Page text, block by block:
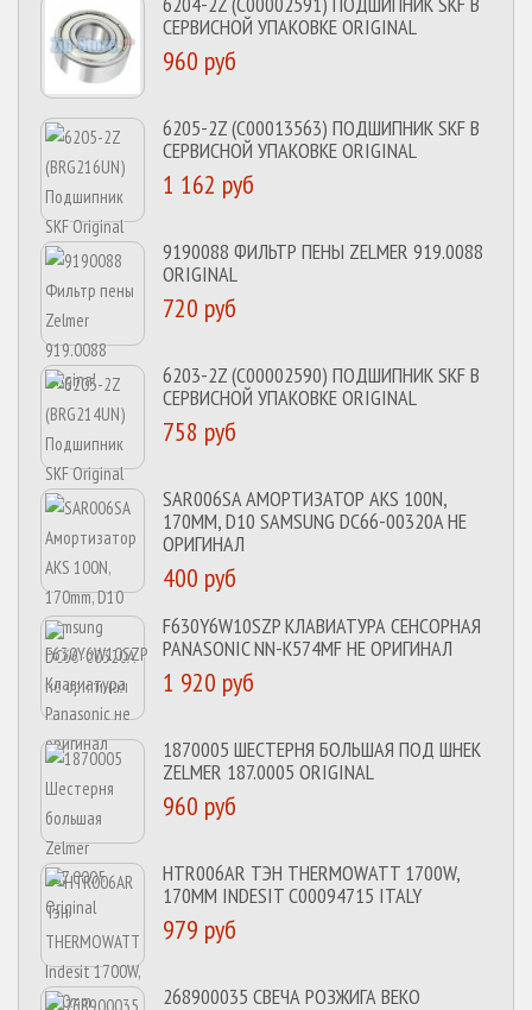
СЕРВИСНОЙ УПАКОВКЕ ORIGINAL
960 руб
6205-2Z (C00013563) ПОДШИПНИК SKF В
СЕРВИСНОЙ УПАКОВКЕ ORIGINAL
1 162 руб
9190088 ФИЛЬТР ПЕНЫ ZELMER 919.0088
ORIGINAL
720 руб
6203-2Z (C00002590) ПОДШИПНИК SKF В
СЕРВИСНОЙ УПАКОВКЕ ORIGINAL
758 руб
SAR006SA АМОРТИЗАТОР AKS 100N,
170MM, D10 SAMSUNG DC66-00320A НЕ
ОРИГИНАЛ
400 руб
F630Y6W10SZP КЛАВИАТУРА СЕНСОРНАЯ
PANASONIC NN-K574MF НЕ ОРИГИНАЛ
1 920 руб
1870005 ШЕСТЕРНЯ БОЛЬШАЯ ПОД ШНЕК
ZELMER 187.0005 ORIGINAL
960 руб
HTR006AR ТЭН THERMOWATT 1700W,
170MM INDESIT C00094715 ITALY
979 руб
268900035 СВЕЧА РОЗЖИГА BEKO